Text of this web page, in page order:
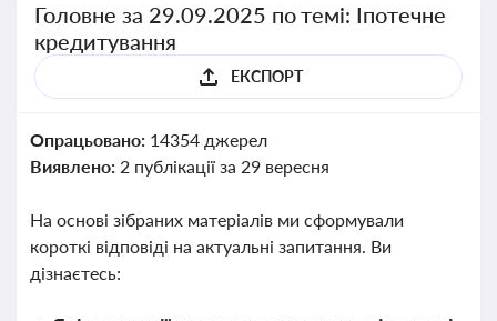
Головне за 29.09.2025 по темі: Іпотечне
кредитування
ЕКСПОРТ
Опрацьовано: 14354 джерел
Виявлено: 2 публікації за 29 вересня
На основі зібраних матеріалів ми сформували
короткі відповіді на актуальні запитання. Ви
дізнаєтесь: